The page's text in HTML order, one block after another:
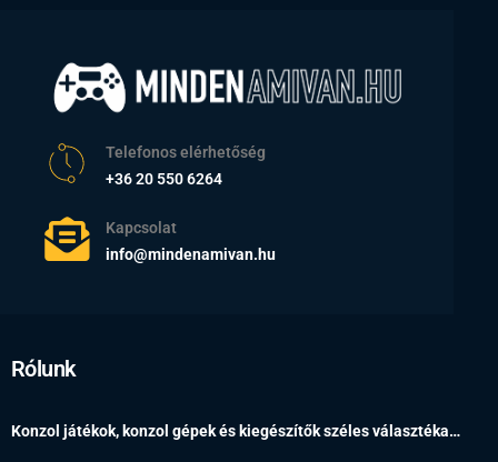
Telefonos elérhetőség
+36 20 550 6264
Kapcsolat
info@mindenamivan.hu
Rólunk
Konzol játékok, konzol gépek és kiegészítők széles választéka…